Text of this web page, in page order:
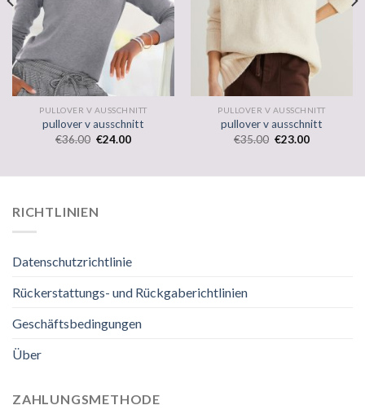
PULLOVER V AUSSCHNITT
pullover v ausschnitt
€36.00 €24.00
PULLOVER V AUSSCHNITT
pullover v ausschnitt
€35.00 €23.00
RICHTLINIEN
Datenschutzrichtlinie
Rückerstattungs- und Rückgaberichtlinien
Geschäftsbedingungen
Über
ZAHLUNGSMETHODE